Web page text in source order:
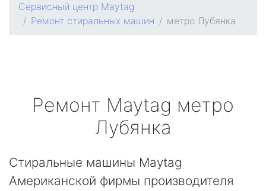
Сервисный центр Maytag
Ремонт стиральных машин
метро Лубянка
Ремонт Maytag метро
Лубянка
Стиральные машины Maytag
Американской фирмы производителя